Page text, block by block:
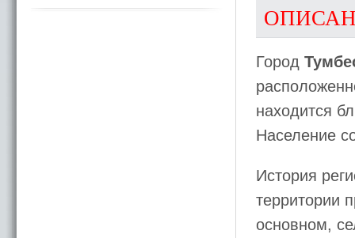
Город
находится
Население
История
территории
основном,